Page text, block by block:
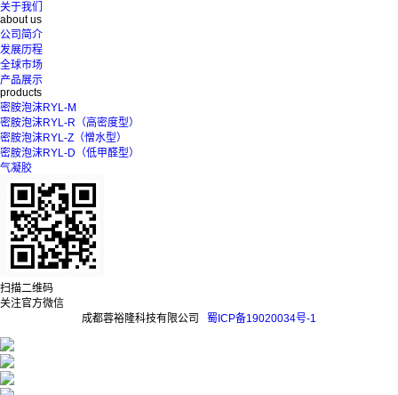
关于我们
about us
公司简介
发展历程
全球市场
产品展示
products
密胺泡沫RYL-M
密胺泡沫RYL-R（高密度型）
密胺泡沫RYL-Z（憎水型）
密胺泡沫RYL-D（低甲醛型）
气凝胶
扫描二维码
关注官方微信
成都蓉裕隆科技有限公司 蜀ICP备19020034号-1